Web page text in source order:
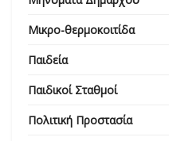
Μικρο-θερμοκοιτίδα
Παιδεία
Παιδικοί Σταθμοί
Πολιτική Προστασία